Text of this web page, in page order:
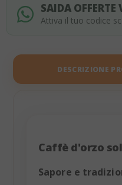
SAIDA OFFERTE
Attiva il tuo codice
DESCRIZIONE
Caffè d'orzo
Sapore e